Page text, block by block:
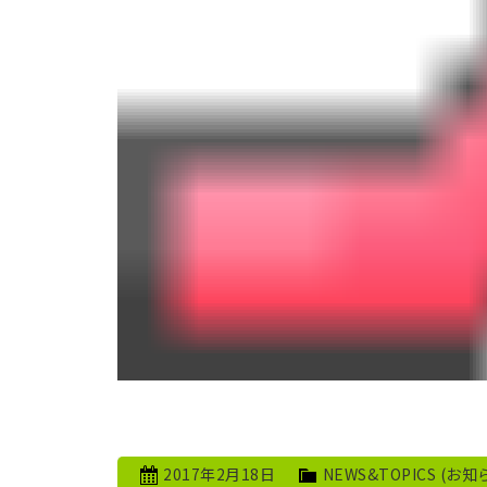
2017年2月18日 NEWS&TOPICS (お知